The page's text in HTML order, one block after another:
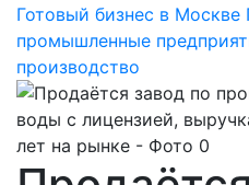
Готовый бизнес в Москве
промышленные
производство